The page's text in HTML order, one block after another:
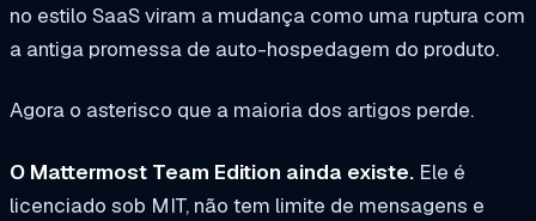
no estilo SaaS viram a mudança como uma ruptura com
a antiga promessa de auto-hospedagem do produto.
Agora o asterisco que a maioria dos artigos perde.
O Mattermost Team Edition ainda existe. Ele é
licenciado sob MIT, não tem limite de mensagens e